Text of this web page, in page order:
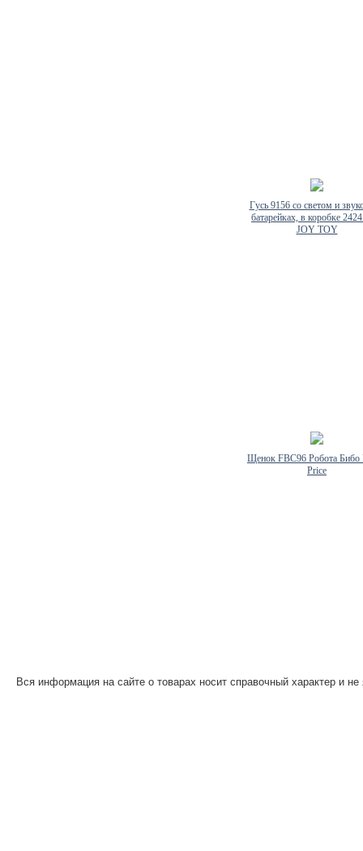
Гусь 9156 со светом и
батарейках, в коробке
JOY TOY
Щенок FBC96 Робота Бибо
Price
Вся информация на сайте о товарах носит справочный характер и